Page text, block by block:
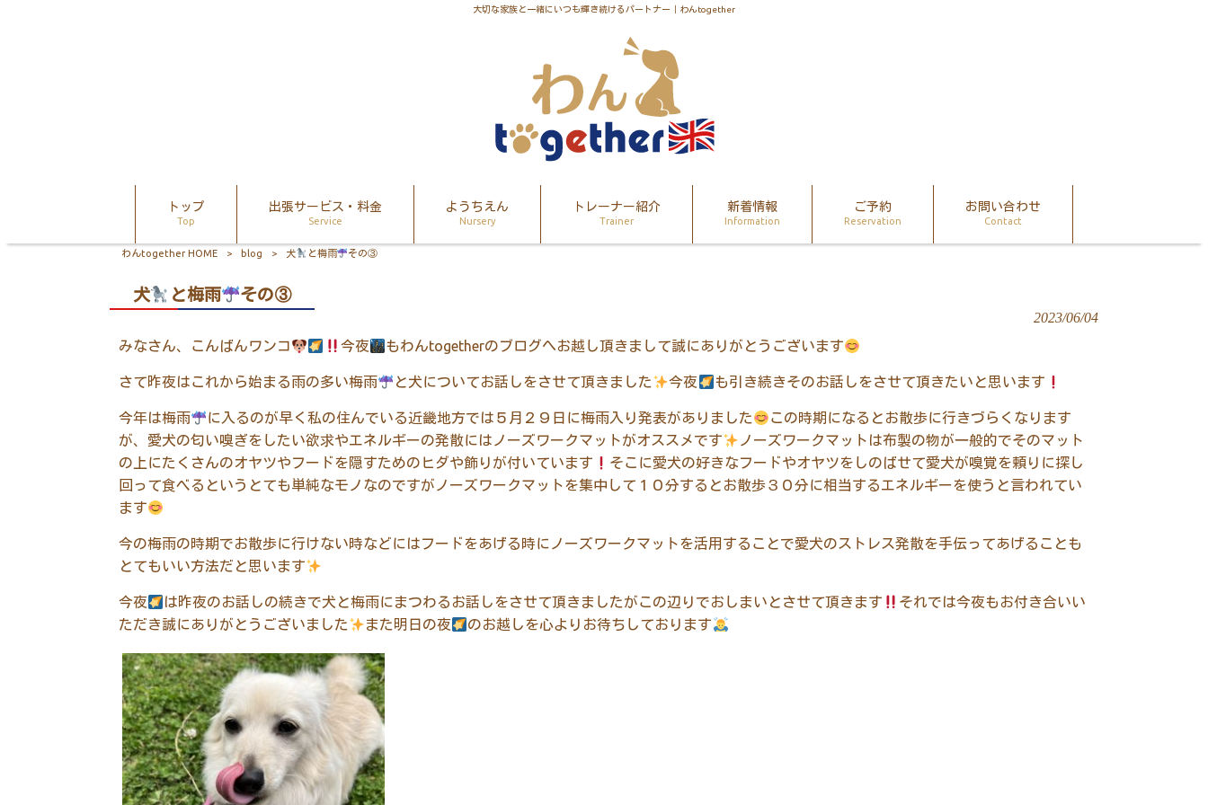
大切な家族と一緒にいつも輝き続けるパートナー｜わんtogether
トップ
Top
出張サービス・料金
Service
ようちえん
Nursery
トレーナー紹介
Trainer
新着情報
Information
ご予約
Reservation
お問い合わせ
Contact
わんtogether HOME > blog > 犬 と梅雨 その③
犬 と梅雨 その③
2023/06/04
みなさん、こんばんワンコ 今夜 もわんtogetherのブログへお越し頂きまして誠にありがとうございます
さて昨夜はこれから始まる雨の多い梅雨 と犬についてお話しをさせて頂きました 今夜 も引き続きそのお話しをさせて頂きたいと思います
今年は梅雨 に入るのが早く私の住んでいる近畿地方では５月２９日に梅雨入り発表がありました
この時期になるとお散歩に行きづらくなります
が、愛犬の匂い嗅ぎをしたい欲求やエネルギーの発散にはノーズワークマットがオススメです
ノーズワークマットは布製の物が一般的でそのマット
の上にたくさんのオヤツやフードを隠すためのヒダや飾りが付いています
そこに愛犬の好きなフードやオヤツをしのばせて愛犬が嗅覚を頼りに探し
回って食べるというとても単純なモノなのですがノーズワークマットを集中して１０分するとお散歩３０分に相当するエネルギーを使うと言われてい
ます
今の梅雨の時期でお散歩に行けない時などにはフードをあげる時にノーズワークマットを活用することで愛犬のストレス発散を手伝ってあげることも
とてもいい方法だと思います
今夜 は昨夜のお話しの続きで犬と梅雨にまつわるお話しをさせて頂きましたがこの辺りでおしまいとさせて頂きます
それでは今夜もお付き合いい
ただき誠にありがとうございました
また明日の夜 のお越しを心よりお待ちしております